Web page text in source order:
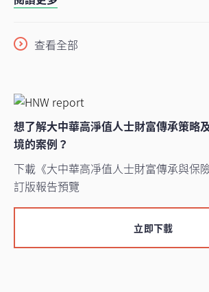
查看全部
想了解大中華高淨值人士財富傳承策略
境的案例？
下載《大中華高凈值人士財富傳承與保
訂版報告預覽
立即下載